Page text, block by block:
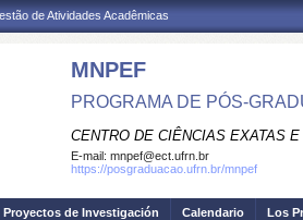
de Atividades Acadêmicas
MNPEF
PROGRAMA DE PÓS-
CENTRO DE CIÊNCIAS EXATAS
E-mail: mnpef@ect.ufrn.br
https://posgraduacao.ufrn.br/mnpef
Proyectos de Investigación Calendario Los